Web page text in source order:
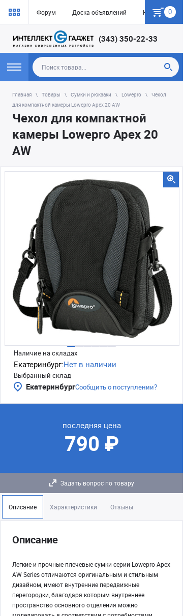
Форум Доска объявлений Как купить
0
(343) 350-22-33
Главная Товары Сумки и рюкзаки Lowepro
Чехол
для компактной камеры Lowepro Apex 20 AW
Чехол для компактной
камеры Lowepro Apex 20
AW
Наличие на складах
Екатеринбург:Нет в наличии
Выбранный склад
ЕкатеринбургСообщить о поступлении?
последняя цена
790 ₽
Задать вопрос по товару
Описание Характеристики Отзывы
Описание
Легкие и прочные плечевые сумки серии Lowepro Apex
AW Series отличаются оригинальным и стильным
дизайном, имеют внутренние передвижные
перегородки, благодаря которым внутреннее
пространство основного отделения можно